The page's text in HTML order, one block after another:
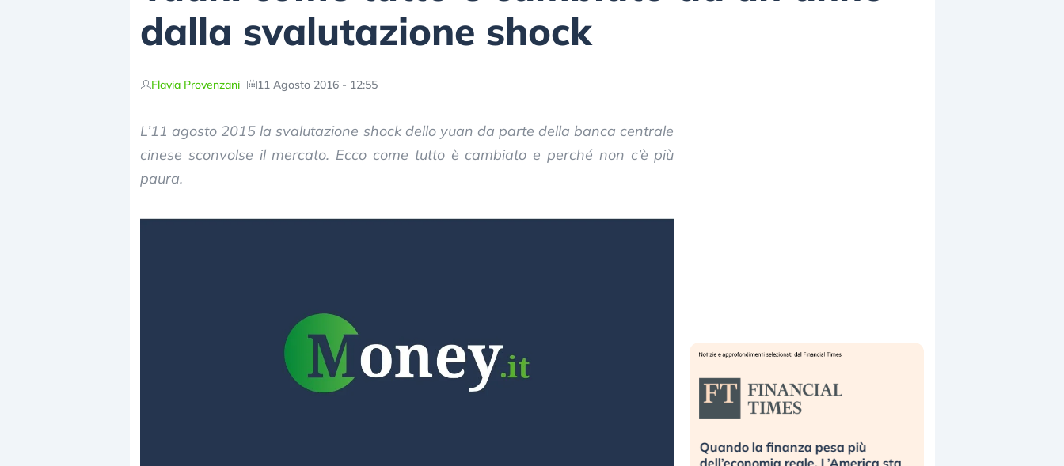
dalla svalutazione shock
Flavia Provenzani 11 Agosto 2016 - 12:55
L’11 agosto 2015 la svalutazione shock dello yuan da parte della banca centrale
cinese sconvolse il mercato. Ecco come tutto è cambiato e perché non c’è più
paura.
Quando la finanza pesa più
dell’economia reale. L’America sta